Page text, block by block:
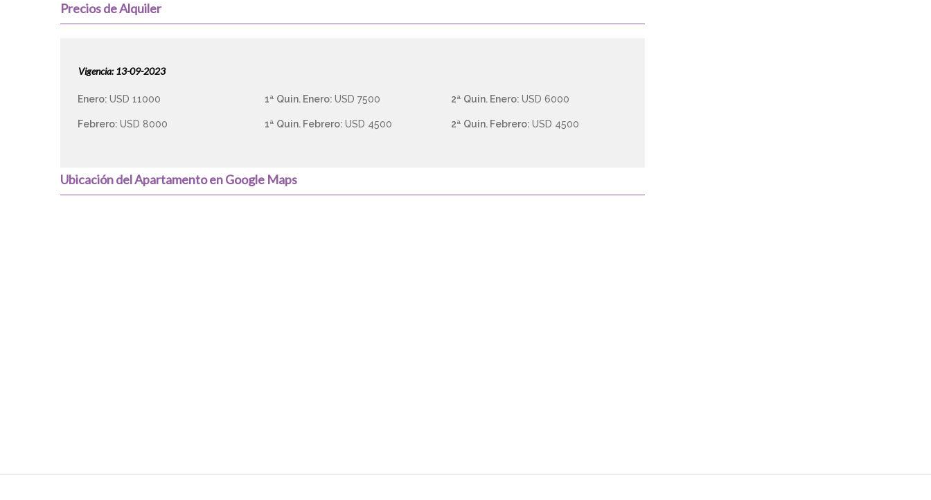
Precios de Alquiler
Vigencia: 13-09-2023
Enero: USD 11000 1ª Quin. Enero: USD 7500 2ª Quin. Enero:USD 6000
Febrero: USD 8000 1ª Quin. Febrero: USD 4500 2ª Quin. Febrero:USD 4500
Ubicación del Apartamento en Google Maps